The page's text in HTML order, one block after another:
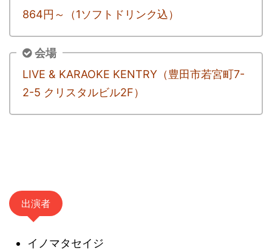
864円～（1ソフトドリンク込）
会場
LIVE & KARAOKE KENTRY（豊田市若宮町7-
2-5 クリスタルビル2F）
出演者
イノマタセイジ